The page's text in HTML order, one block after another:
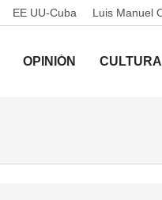
EE UU-Cuba Luis Manuel
OPINIÓN